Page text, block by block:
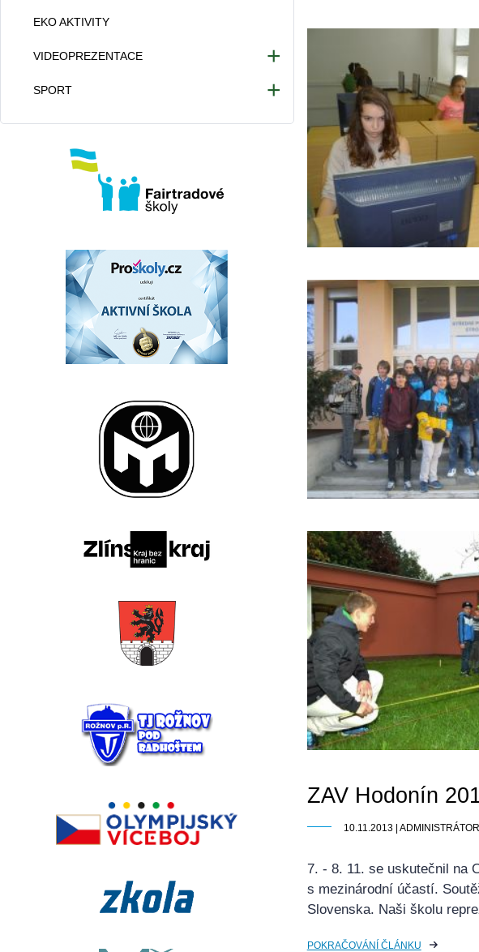
ZAV Hodonín
10.11.2013 |
7. - 8. 11. se uskutečnil na
s mezinárodní účastí.
Slovenska. Naši školu
POKRAČOVÁNÍ ČLÁNKU
EKO AKTIVITY
VIDEOPREZENTACE
Videa 2025/2026
Videa 2022/2023
SPORT